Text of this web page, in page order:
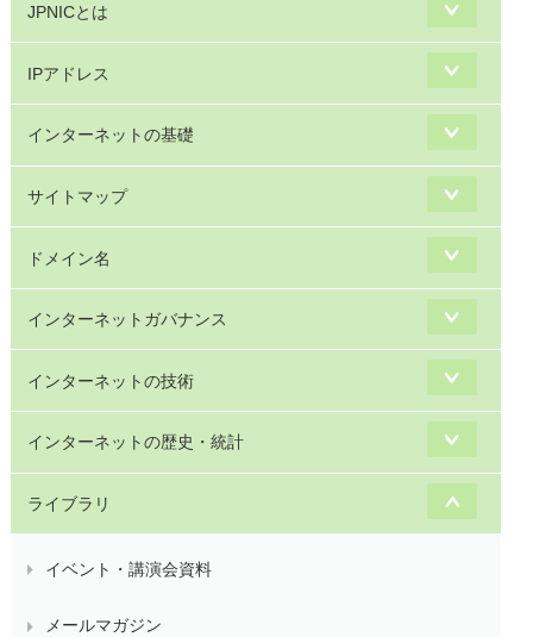
JPNICとは
IPアドレス
インターネットの基礎
サイトマップ
ドメイン名
インターネットガバナンス
インターネットの技術
インターネットの歴史・統計
ライブラリ
イベント・講演会資料
メールマガジン